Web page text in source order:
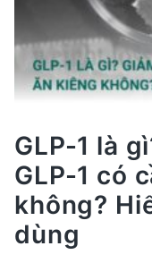
sự
và
những
rủi
biết
GLP-1 là
GLP-1 có
không?
dùng